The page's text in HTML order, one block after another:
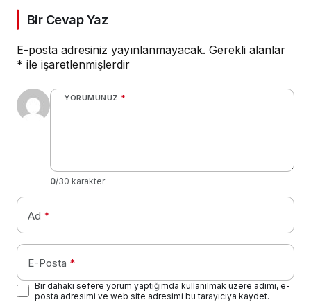
Bir Cevap Yaz
E-posta adresiniz yayınlanmayacak. Gerekli alanlar
* ile işaretlenmişlerdir
YORUMUNUZ *
0/30 karakter
Ad *
E-Posta *
Bir dahaki sefere yorum yaptığımda kullanılmak üzere adımı, e-
posta adresimi ve web site adresimi bu tarayıcıya kaydet.